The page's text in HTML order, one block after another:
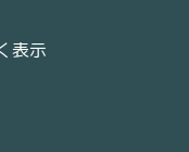
表示